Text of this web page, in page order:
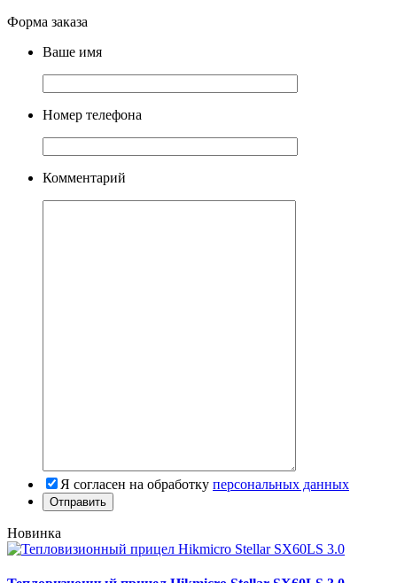
Форма заказа
Ваше имя
Номер телефона
Комментарий
Я согласен на обработку персональных данных
Новинка